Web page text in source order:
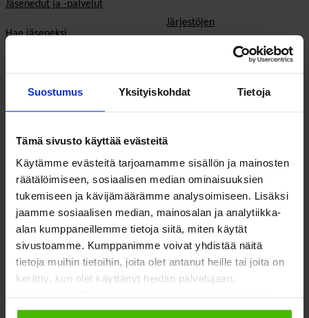
Suostumus Yksityiskohdat Tietoja
Tämä sivusto käyttää evästeitä
Käytämme evästeitä tarjoamamme sisällön ja mainosten
räätälöimiseen, sosiaalisen median ominaisuuksien
tukemiseen ja kävijämäärämme analysoimiseen. Lisäksi
jaamme sosiaalisen median, mainosalan ja analytiikka-
alan kumppaneillemme tietoja siitä, miten käytät
sivustoamme. Kumppanimme voivat yhdistää näitä
tietoja muihin tietoihin, joita olet antanut heille tai joita on
kerätty, kun olet käyttänyt heidän palvelujaan.
Valitsemalla "Yksityiskohdat" voit vaikuttaa sallimiisi
evästeisiin.
Jäsenedut ja -palvelut
Hae jäseneksi
Varaa kokoustila
In English
Järjestöjen
Hyvinvoinnin ja terveyden
edistäminen
Työllisyys
Ilmastonmuutos
EU & kansainvälinen työ
Vaalit
Eduskuntavaalit